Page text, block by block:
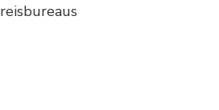
reisbureaus